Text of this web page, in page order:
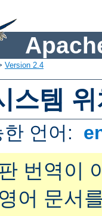
Version 2.4
스템
한 언어:
번역이
어 문서